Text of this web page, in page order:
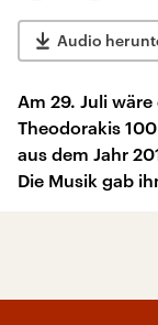
Audio
Am 29. Juli
Theodorakis
aus dem Jahr
Die Musik gab